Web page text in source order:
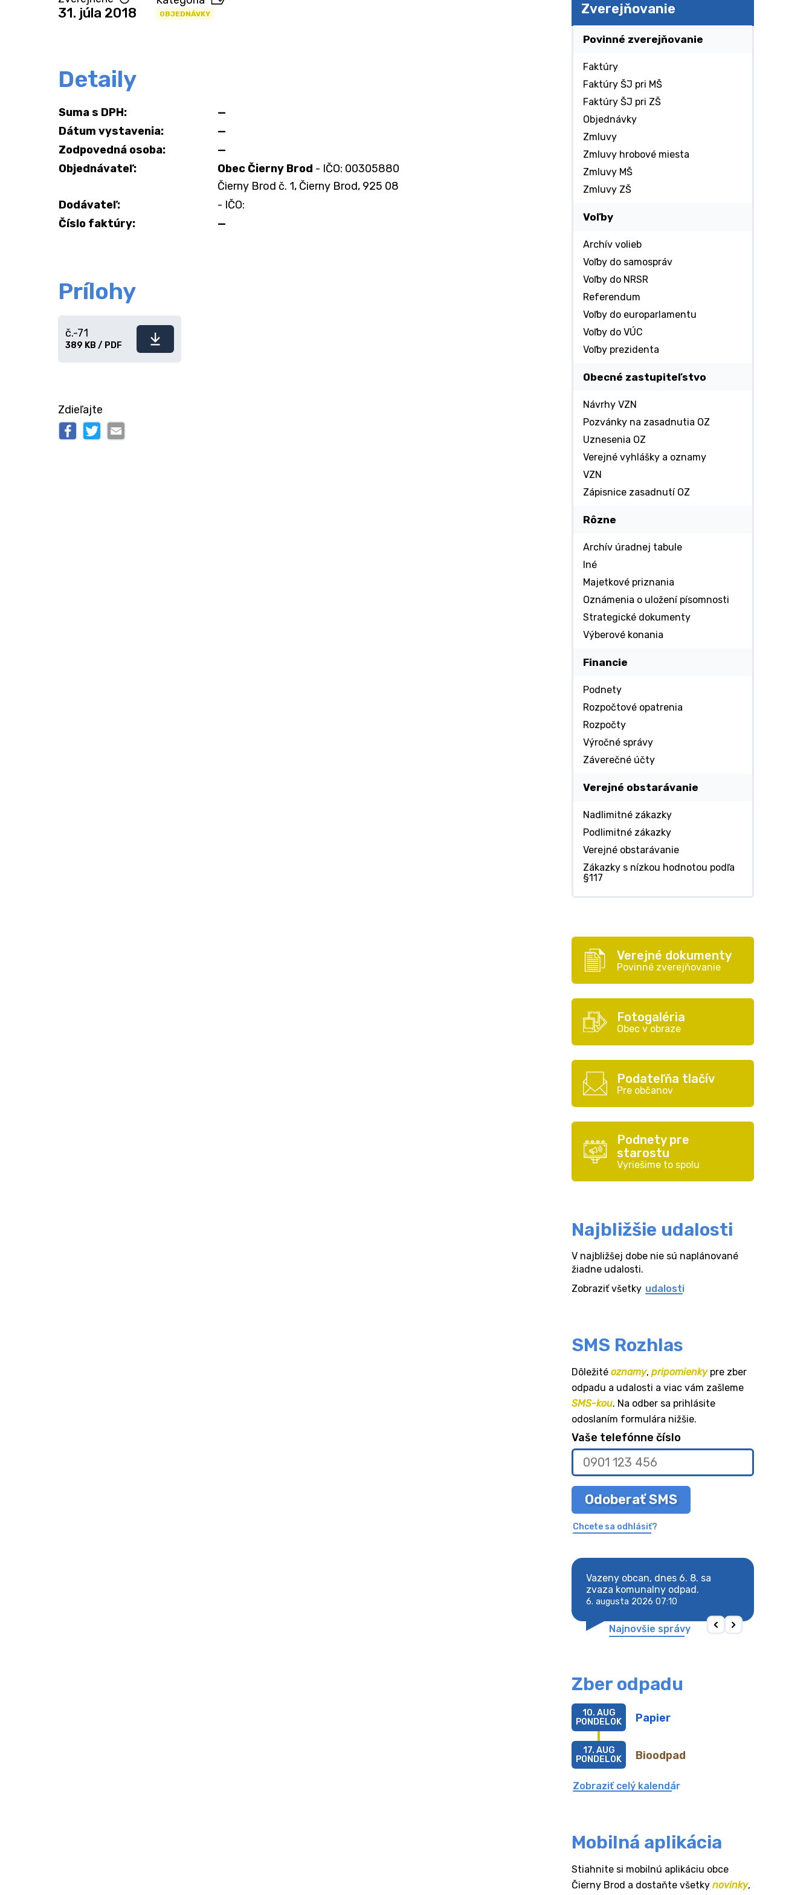
31. júla 2018 OBJEDNÁVKY
Detaily
Suma s DPH:
—
Dátum vystavenia:
—
Zodpovedná osoba:
—
Objednávateľ:
Obec Čierny Brod - IČO: 00305880
Čierny Brod č. 1, Čierny Brod, 925 08
Dodávateľ:
- IČO:
Číslo faktúry:
—
Prílohy
Stiahnuť
č.-71
389 KB / PDF
Zdieľajte
Zverejňovanie
Povinné zverejňovanie
Faktúry
Faktúry ŠJ pri MŠ
Faktúry ŠJ pri ZŠ
Objednávky
Zmluvy
Zmluvy hrobové miesta
Zmluvy MŠ
Zmluvy ZŠ
Voľby
Archív volieb
Voľby do samospráv
Voľby do NRSR
Referendum
Voľby do europarlamentu
Voľby do VÚC
Voľby prezidenta
Obecné zastupiteľstvo
Návrhy VZN
Pozvánky na zasadnutia OZ
Uznesenia OZ
Verejné vyhlášky a oznamy
VZN
Zápisnice zasadnutí OZ
Rôzne
Archív úradnej tabule
Iné
Majetkové priznania
Oznámenia o uložení písomnosti
Strategické dokumenty
Výberové konania
Financie
Podnety
Rozpočtové opatrenia
Rozpočty
Výročné správy
Záverečné účty
Verejné obstarávanie
Nadlimitné zákazky
Podlimitné zákazky
Verejné obstarávanie
Zákazky s nízkou hodnotou podľa
§117
Verejné dokumenty
Povinné zverejňovanie
Fotogaléria
Obec v obraze
Podateľňa tlačív
Pre občanov
Podnety pre
starostu
Vyriešime to spolu
Najbližšie udalosti
V najbližšej dobe nie sú naplánované
žiadne udalosti.
Zobraziť všetky udalosti
SMS Rozhlas
Dôležité oznamy, pripomienkypre zber
odpadu a udalosti a viac vám zašleme
SMS-kou. Na odber sa prihlásite
odoslaním formulára nižšie.
Vaše telefónne číslo
Odoberať SMS
Chcete sa odhlásiť?
Vazeny obcan, dnes 6. 8. sa
zvaza komunalny odpad.
6. augusta 2026 07:10
Najnovšie správy
Zber odpadu
Papier
10. AUG
PONDELOK
Bioodpad
17. AUG
PONDELOK
Zobraziť celý kalendár
Mobilná aplikácia
Stiahnite si mobilnú aplikáciu obce
Čierny Brod a dostaňte všetky novinky,